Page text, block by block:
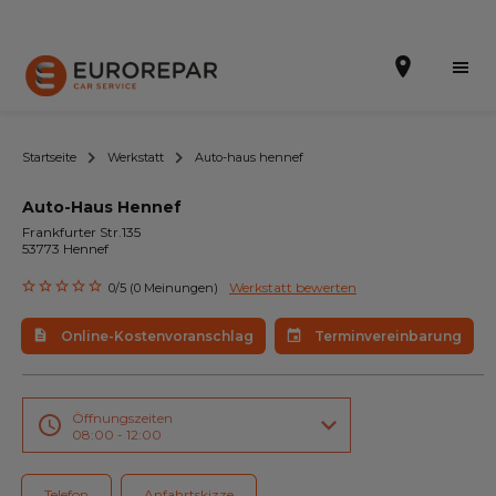
Terminvereinbarung
Online-Kostenvoranschlag
Die Marke
Leistungen
Angebote
Startseite Werkstatt Auto-haus hennef
Auto-Haus Hennef
Frankfurter Str.135
53773 Hennef
0/5 (0 Meinungen) Werkstatt bewerten
Online-Kostenvoranschlag Terminvereinbarung
Öffnungszeiten
08:00 - 12:00